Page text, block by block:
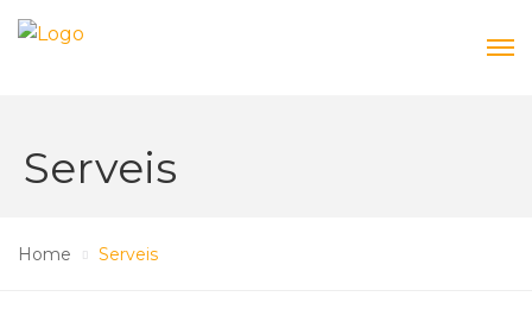
Serveis
Home Serveis